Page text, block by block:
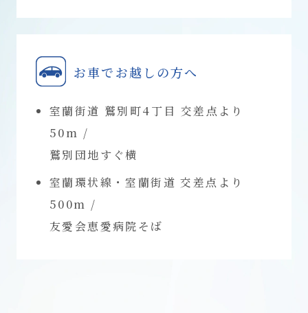
お車でお越しの方へ
室蘭街道 鷲別町4丁目 交差点より
50m /
鷲別団地すぐ横
室蘭環状線・室蘭街道 交差点より
500m /
友愛会恵愛病院そば